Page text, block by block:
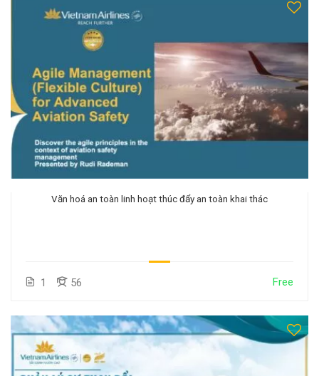
Văn hoá an toàn linh hoạt thúc đẩy an toàn khai thác
1 56 Free